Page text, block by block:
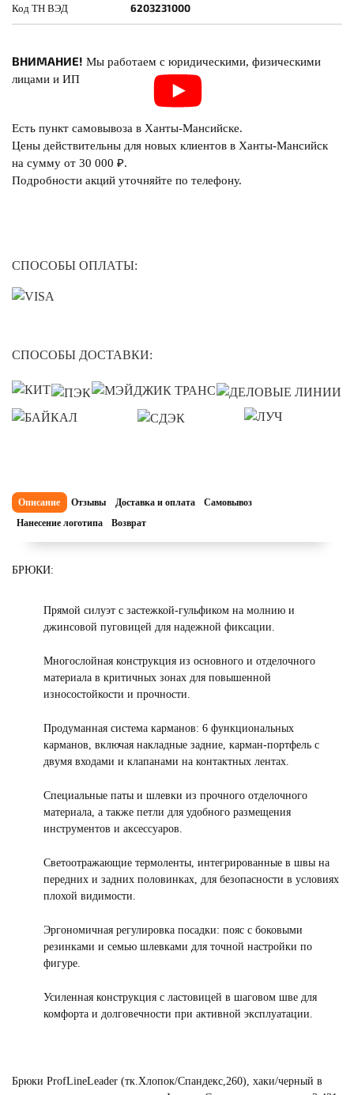
Код ТН ВЭД 6203231000
ВНИМАНИЕ! Мы работаем с юридическими, физическими
лицами и ИП
Есть пункт самовывоза в Ханты-Мансийске.
Цены действительны для новых клиентов в Ханты-Мансийск
на сумму от 30 000 ₽.
Подробности акций уточняйте по телефону.
СПОСОБЫ ОПЛАТЫ:
СПОСОБЫ ДОСТАВКИ:
Описание Отзывы Доставка и оплата
Самовывоз
Нанесение логотипа
Возврат
БРЮКИ:
Прямой силуэт с застежкой-гульфиком на молнию и
джинсовой пуговицей для надежной фиксации.
Многослойная конструкция из основного и отделочного
материала в критичных зонах для повышенной
износостойкости и прочности.
Продуманная система карманов: 6 функциональных
карманов, включая накладные задние, карман-портфель с
двумя входами и клапанами на контактных лентах.
Специальные паты и шлевки из прочного отделочного
материала, а также петли для удобного размещения
инструментов и аксессуаров.
Светоотражающие термоленты, интегрированные в швы на
передних и задних половинках, для безопасности в условиях
плохой видимости.
Эргономичная регулировка посадки: пояс с боковыми
резинками и семью шлевками для точной настройки по
фигуре.
Усиленная конструкция с ластовицей в шаговом шве для
комфорта и долговечности при активной эксплуатации.
Брюки ProfLineLeader (тк.Хлопок/Спандекс,260), хаки/черный в